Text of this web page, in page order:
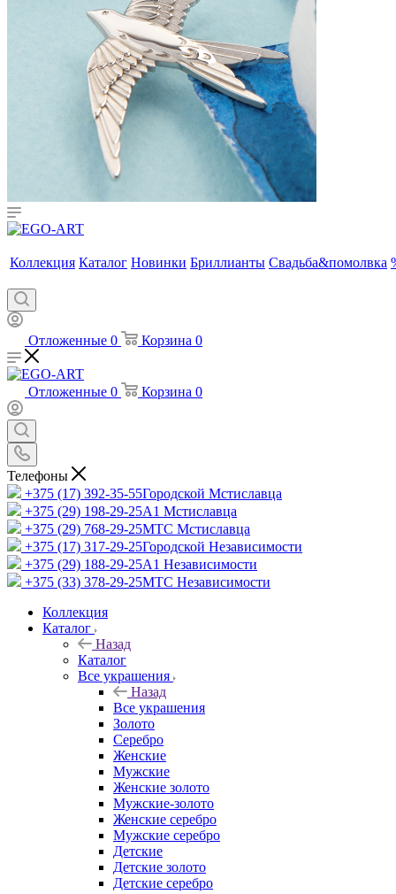
Коллекция Каталог Новинки Бриллианты Свадьба&помолвка
Отложенные 0 Корзина 0
Отложенные 0 Корзина 0
Телефоны
+375 (17) 392-35-55Городской Мстиславца
+375 (29) 198-29-25A1 Мстиславца
+375 (29) 768-29-25МТС Мстиславца
+375 (17) 317-29-25Городской Независимости
+375 (29) 188-29-25A1 Независимости
+375 (33) 378-29-25МТС Независимости
Коллекция
Каталог
Назад
Каталог
Все украшения
Назад
Все украшения
Золото
Серебро
Женские
Мужские
Женские золото
Мужские-золото
Женские серебро
Мужские серебро
Детские
Детские золото
Детские серебро